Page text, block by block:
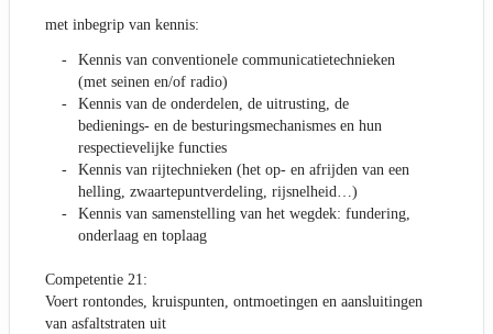
met inbegrip van kennis:
Kennis van conventionele communicatietechnieken
(met seinen en/of radio)
Kennis van de onderdelen, de uitrusting, de
bedienings- en de besturingsmechanismes en hun
respectievelijke functies
Kennis van rijtechnieken (het op- en afrijden van een
helling, zwaartepuntverdeling, rijsnelheid…)
Kennis van samenstelling van het wegdek: fundering,
onderlaag en toplaag
Competentie 21:
Voert rontondes, kruispunten, ontmoetingen en aansluitingen
van asfaltstraten uit